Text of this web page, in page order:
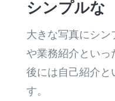
シンプル
大きな写真にシ
や業務紹介といっ
後には自己紹介と
す。